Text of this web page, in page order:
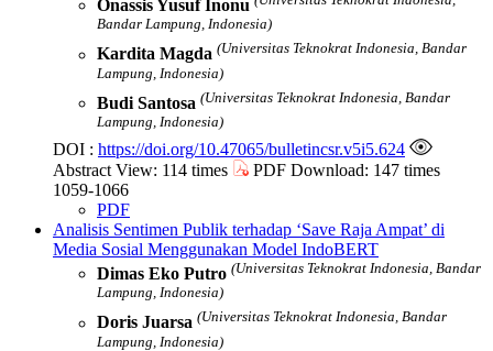
Onassis Yusuf Inonu
Bandar Lampung, Indonesia)
Kardita Magda (Universitas Teknokrat Indonesia, Bandar
Lampung, Indonesia)
Budi Santosa (Universitas Teknokrat Indonesia, Bandar
Lampung, Indonesia)
DOI : https://doi.org/10.47065/bulletincsr.v5i5.624
Abstract View: 114 times
PDF Download: 147 times
1059-1066
PDF
Analisis Sentimen Publik terhadap ‘Save Raja Ampat’ di
Media Sosial Menggunakan Model IndoBERT
Dimas Eko Putro (Universitas Teknokrat Indonesia, Bandar
Lampung, Indonesia)
Doris Juarsa (Universitas Teknokrat Indonesia, Bandar
Lampung, Indonesia)